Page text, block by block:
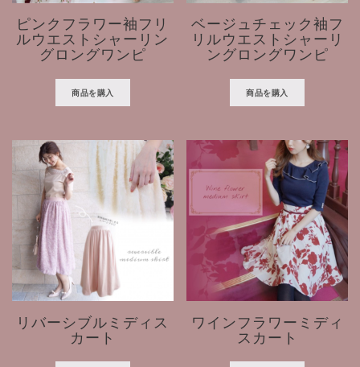
ピンクフラワー袖フリ
ルウエストシャーリン
グロングワンピ
商品を購入
ベージュチェック袖フ
リルウエストシャーリ
ングロングワンピ
商品を購入
リバーシブルミディス
カート
ワインフラワーミディ
スカート